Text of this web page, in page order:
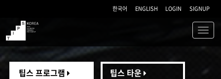
한국어 ENGLISH LOGIN SIGNUP
TIPS
팁스 프로그램 팁스 타운